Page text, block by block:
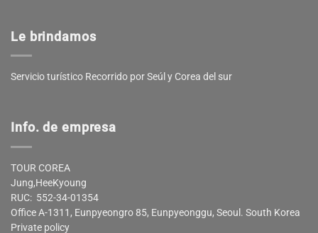
Le brindamos
Servicio turístico Recorrido por Seúl y Corea del sur
Info. de empresa
TOUR COREA
Jung,HeeKyoung
RUC: 552-34-01354
Office A-1311, Eunpyeongro 85, Eunpyeonggu, Seoul. South Korea
Private policy